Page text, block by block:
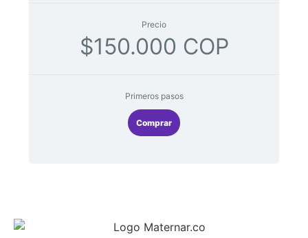
Precio
$150.000 COP
Primeros pasos
Comprar